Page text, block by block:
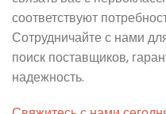
соответствуют
Сотрудничайте с нами
поиск поставщиков,
надежность.